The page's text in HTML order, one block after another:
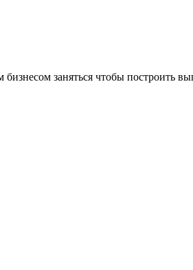
заняться чтобы построить